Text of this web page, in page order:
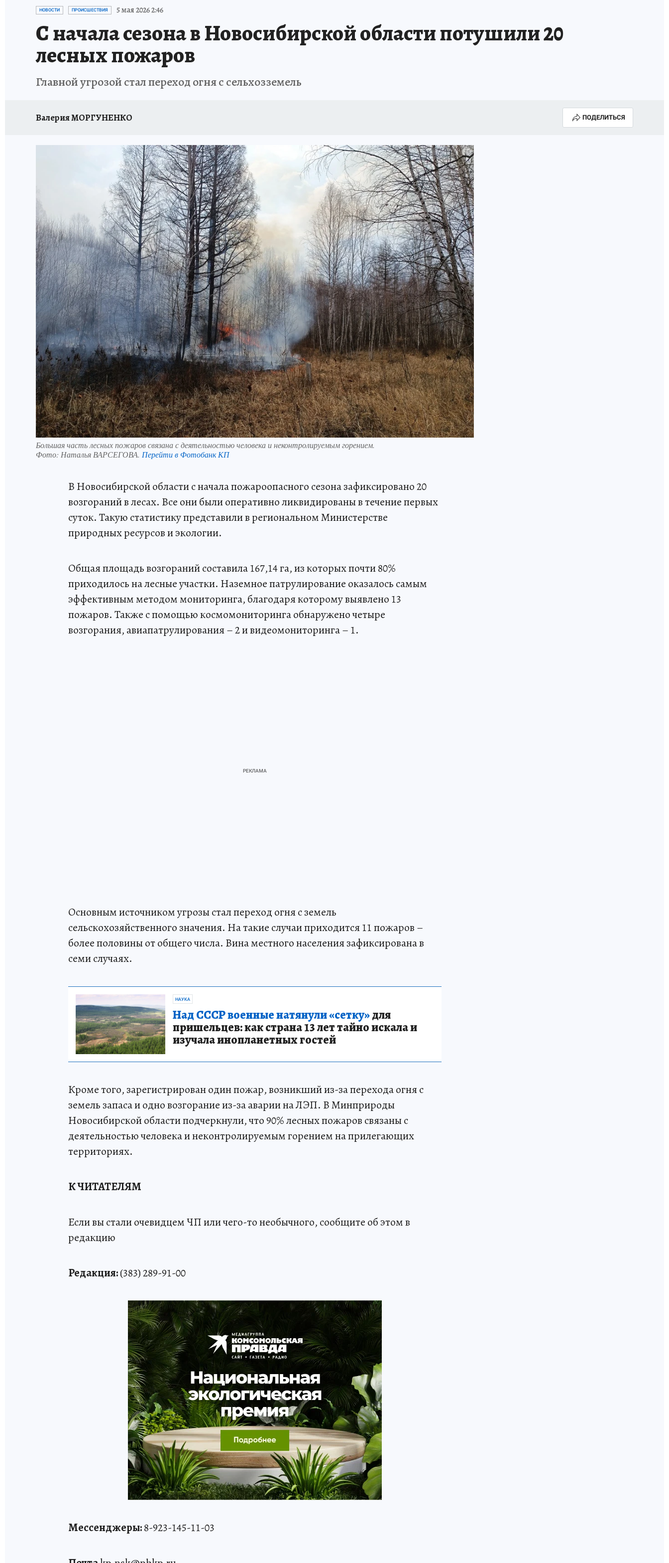
ОТДЫХ В РОССИИ ЗАПОВЕДНАЯ РОССИЯ
НОВОСТИ ПРОИСШЕСТВИЯ 5 мая 2026 2:46
С начала сезона в Новосибирской области потушили 20
лесных пожаров
Главной угрозой стал переход огня с сельхозземель
Валерия МОРГУНЕНКО ПОДЕЛИТЬСЯ
Большая часть лесных пожаров связана с деятельностью человека и неконтролируемым горением.
Фото: Наталья ВАРСЕГОВА. Перейти в Фотобанк КП
В Новосибирской области с начала пожароопасного сезона зафиксировано 20
возгораний в лесах. Все они были оперативно ликвидированы в течение первых
суток. Такую статистику представили в региональном Министерстве
природных ресурсов и экологии.
Общая площадь возгораний составила 167,14 га, из которых почти 80%
приходилось на лесные участки. Наземное патрулирование оказалось самым
эффективным методом мониторинга, благодаря которому выявлено 13
пожаров. Также с помощью космомониторинга обнаружено четыре
возгорания, авиапатрулирования – 2 и видеомониторинга – 1.
Основным источником угрозы стал переход огня с земель
сельскохозяйственного значения. На такие случаи приходится 11 пожаров –
более половины от общего числа. Вина местного населения зафиксирована в
семи случаях.
НАУКА
Над СССР военные натянули «сетку»для
пришельцев: как страна 13 лет тайно искала и
изучала инопланетных гостей
Кроме того, зарегистрирован один пожар, возникший из-за перехода огня с
земель запаса и одно возгорание из-за аварии на ЛЭП. В Минприроды
Новосибирской области подчеркнули, что 90% лесных пожаров связаны с
деятельностью человека и неконтролируемым горением на прилегающих
территориях.
К ЧИТАТЕЛЯМ
Если вы стали очевидцем ЧП или чего-то необычного, сообщите об этом в
редакцию
Редакция:(383) 289-91-00
Мессенджеры:8-923-145-11-03